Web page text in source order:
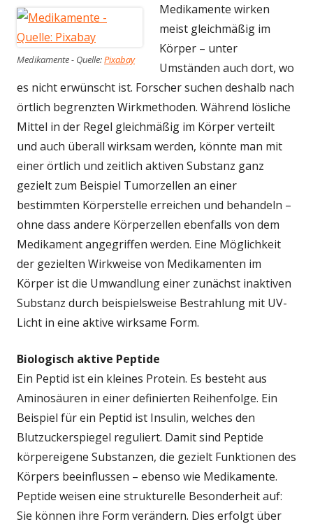
Medikamente - Quelle:Pixabay
Medikamente wirken
meist gleichmäßig im
Körper – unter
Umständen auch dort, wo
es nicht erwünscht ist. Forscher suchen deshalb nach
örtlich begrenzten Wirkmethoden. Während lösliche
Mittel in der Regel gleichmäßig im Körper verteilt
und auch überall wirksam werden, könnte man mit
einer örtlich und zeitlich aktiven Substanz ganz
gezielt zum Beispiel Tumorzellen an einer
bestimmten Körperstelle erreichen und behandeln –
ohne dass andere Körperzellen ebenfalls von dem
Medikament angegriffen werden. Eine Möglichkeit
der gezielten Wirkweise von Medikamenten im
Körper ist die Umwandlung einer zunächst inaktiven
Substanz durch beispielsweise Bestrahlung mit UV-
Licht in eine aktive wirksame Form.
Biologisch aktive Peptide
Ein Peptid ist ein kleines Protein. Es besteht aus
Aminosäuren in einer definierten Reihenfolge. Ein
Beispiel für ein Peptid ist Insulin, welches den
Blutzuckerspiegel reguliert. Damit sind Peptide
körpereigene Substanzen, die gezielt Funktionen des
Körpers beeinflussen – ebenso wie Medikamente.
Peptide weisen eine strukturelle Besonderheit auf:
Sie können ihre Form verändern. Dies erfolgt über